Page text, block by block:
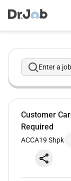
Enter a
Customer
Required
ACCA19 Shpk